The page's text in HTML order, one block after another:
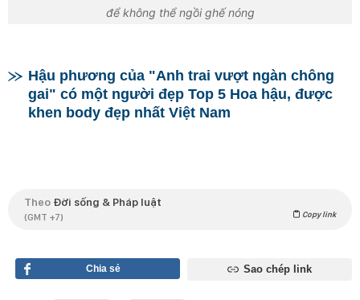
để không thể ngồi ghế nóng
Hậu phương của "Anh trai vượt ngàn chông
gai" có một người đẹp Top 5 Hoa hậu, được
khen body đẹp nhất Việt Nam
Theo Đời sống & Pháp luật
(GMT +7) Copy link
Chia sẻ Sao chép link